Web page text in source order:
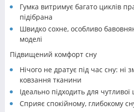
Гумка витримує багато циклів
підібрана
Швидко сохне, особливо
моделі
Підвищений комфорт сну
Нічого не дратує під час сну: ні
ковзання тканини
Ідеально підходить для чутливої
Сприяє спокійному, глибокому